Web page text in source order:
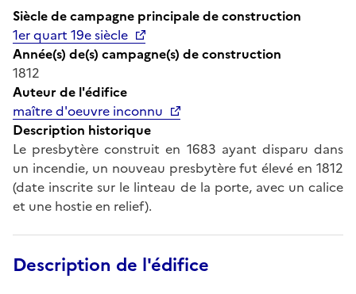
Siècle de campagne principale de construction
1er quart 19e siècle
Année(s) de(s) campagne(s) de construction
1812
Auteur de l'édifice
maître d'oeuvre inconnu
Description historique
Le presbytère construit en 1683 ayant disparu dans
un incendie, un nouveau presbytère fut élevé en 1812
(date inscrite sur le linteau de la porte, avec un calice
et une hostie en relief).
Description de l'édifice